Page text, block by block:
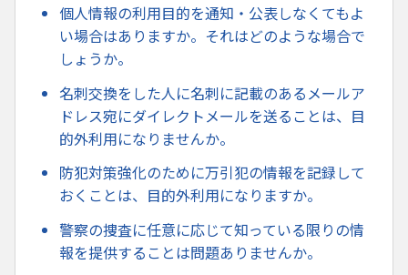
個人情報の利用目的を通知・公表しなくてもよ
い場合はありますか。それはどのような場合で
しょうか。
名刺交換をした人に名刺に記載のあるメールア
ドレス宛にダイレクトメールを送ることは、目
的外利用になりませんか。
防犯対策強化のために万引犯の情報を記録して
おくことは、目的外利用になりますか。
警察の捜査に任意に応じて知っている限りの情
報を提供することは問題ありませんか。